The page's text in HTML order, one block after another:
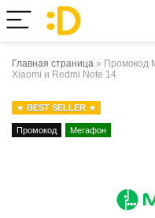
Главная страница » Промокод
Xiaomi и Redmi Note 14
BEST SELLER
Промокод Мегафон